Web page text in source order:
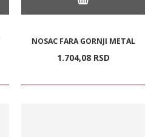
NOSAC FARA GORNJI METAL
1.704,08 RSD